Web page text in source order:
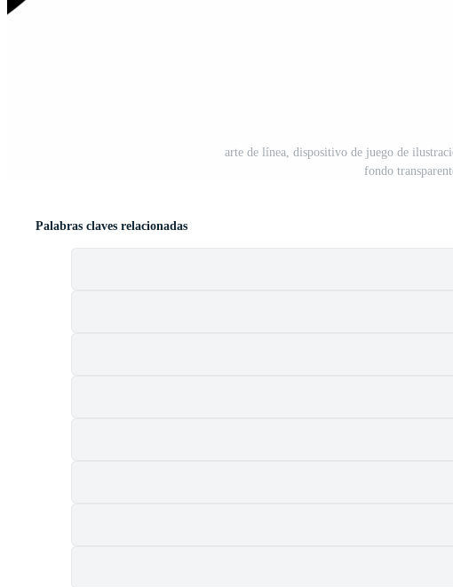
arte de línea, dispositivo de juego de
fondo
Palabras claves relacionadas